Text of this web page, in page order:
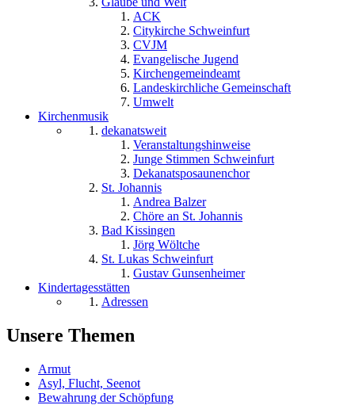
ACK
Citykirche Schweinfurt
CVJM
Evangelische Jugend
Kirchengemeindeamt
Landeskirchliche Gemeinschaft
Umwelt
Kirchenmusik
dekanatsweit
Veranstaltungshinweise
Junge Stimmen Schweinfurt
Dekanatsposaunenchor
St. Johannis
Andrea Balzer
Chöre an St. Johannis
Bad Kissingen
Jörg Wöltche
St. Lukas Schweinfurt
Gustav Gunsenheimer
Kindertagesstätten
Adressen
Unsere Themen
Armut
Asyl, Flucht, Seenot
Bewahrung der Schöpfung